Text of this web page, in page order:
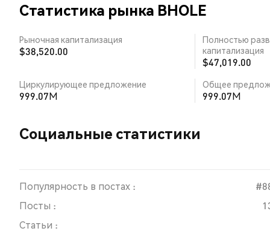
Статистика рынка BHOLE
Рыночная капитализация
$38,520.00
Полностью
капитализация
$47,019.00
Циркулирующее предложение
999.07M
Общее
999.07M
Социальные статистики
Популярность в постах :
Посты :
Статьи :